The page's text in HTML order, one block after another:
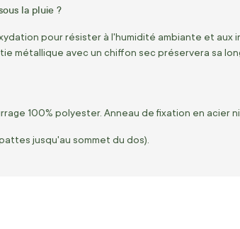
la pluie ?
pour résister à l'humidité ambiante et aux
métallique avec un chiffon sec préservera sa
100% polyester. Anneau de fixation en acier
jusqu'au sommet du dos).